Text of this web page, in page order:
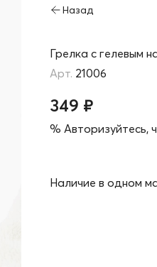
Грелка с гелевым
21006
349 ₽
% Авторизуйтесь,
Наличие в одном